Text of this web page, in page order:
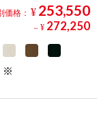
価格： ¥ 253,550
～ ¥ 272,250